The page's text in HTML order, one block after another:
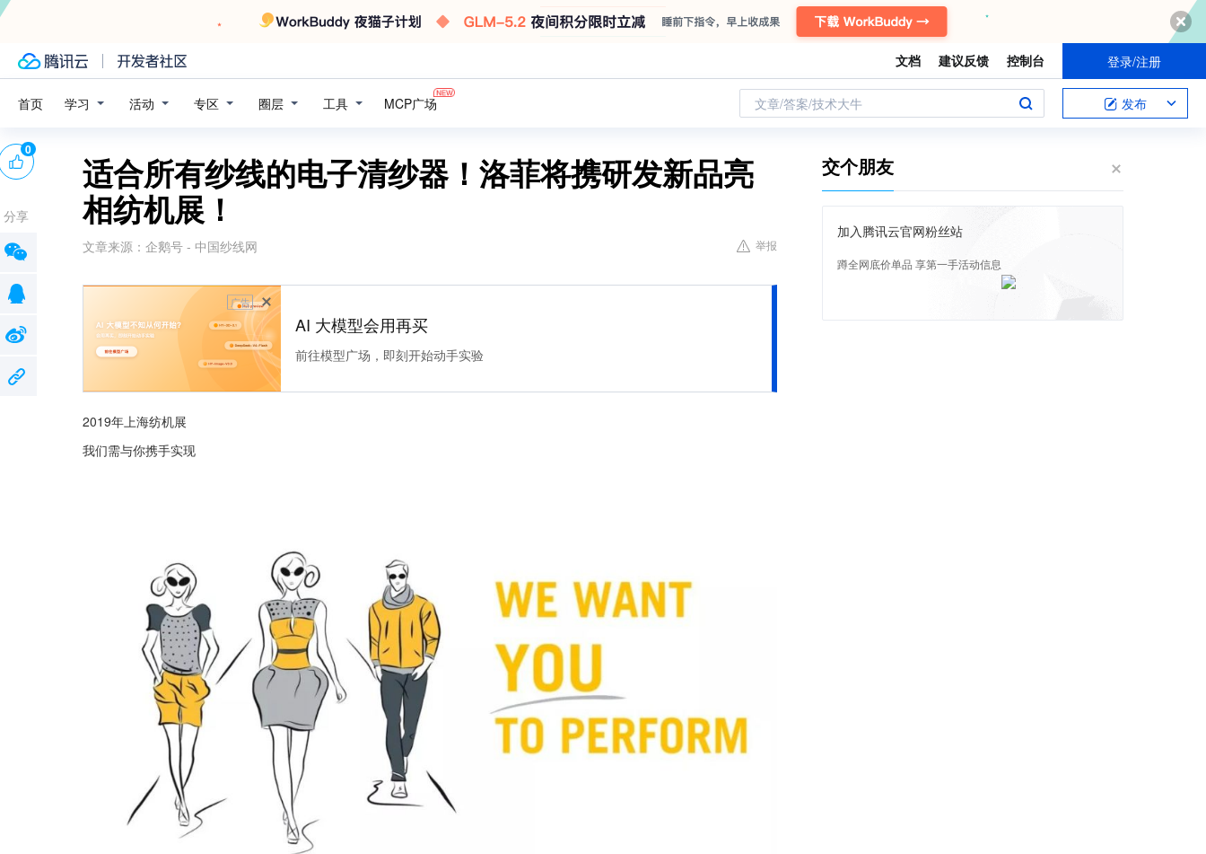
文档 建议反馈 控制台 登录/注册
首页 学习 活动 专区 圈层 工具 MCP广场 文章/答案/技术大牛 发布
适合所有纱线的电子清纱器！洛菲将携研发新品亮
相纺机展！
文章来源： 企鹅号 - 中国纱线网 举报
广告
AI 大模型会用再买
前往模型广场，即刻开始动手实验
2019年上海纺机展
我们需与你携手实现
0
分享
交个朋友
加入腾讯云官网粉丝站
蹲全网底价单品 享第一手活动信息